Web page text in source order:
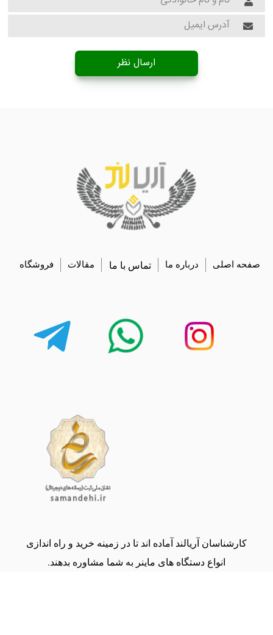
ارسال نظر
صفحه اصلی درباره ما تماس با ما مقالات فروشگاه
کارشناسان آریالند آماده اند تا در زمینه خرید و راه اندازی
انواع دستگاه های ماینر به شما مشاوره بدهند.